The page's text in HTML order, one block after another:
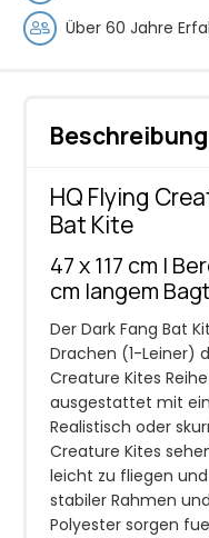
Über 60 Jahre
Beschreibung
HQ Flying
Bat Kite
47 x 117 cm |
cm langem
Der Dark Fang Bat
Drachen (1-Leiner)
Creature Kites
ausgestattet mit
Realistisch oder
Creature Kites
leicht zu fliegen
stabiler Rahmen
Polyester sorgen